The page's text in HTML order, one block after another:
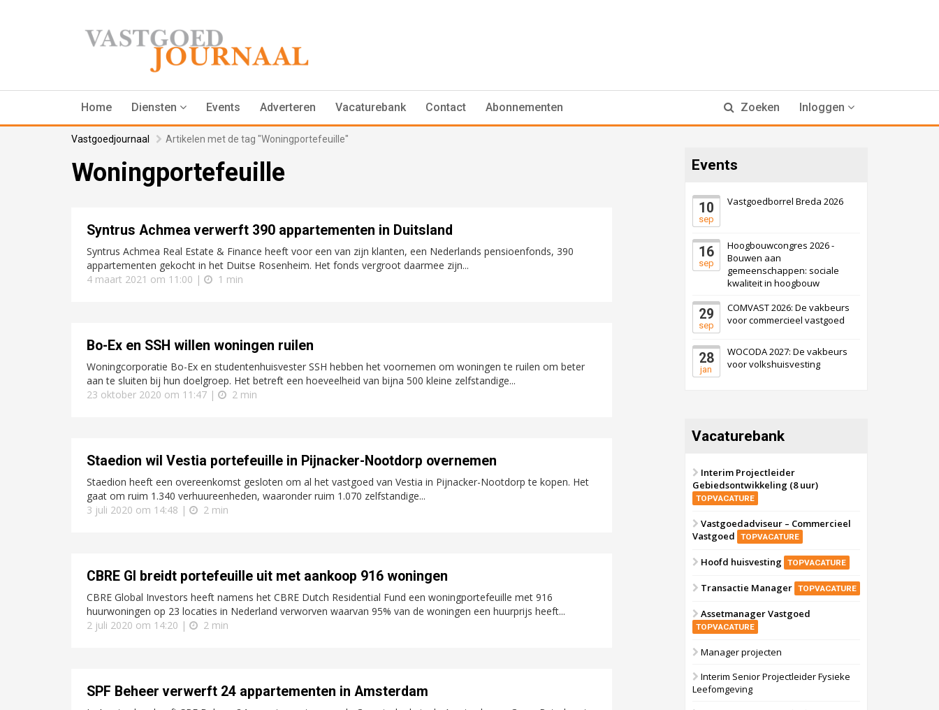
Home Diensten Events Adverteren Vacaturebank Contact Abonnementen Zoeken Inloggen
Vastgoedjournaal Artikelen met de tag "Woningportefeuille"
Woningportefeuille
Syntrus Achmea verwerft 390 appartementen in Duitsland
Syntrus Achmea Real Estate & Finance heeft voor een van zijn klanten, een Nederlands pensioenfonds, 390
appartementen gekocht in het Duitse Rosenheim. Het fonds vergroot daarmee zijn...
4 maart 2021 om 11:00 |
1 min
Bo-Ex en SSH willen woningen ruilen
Woningcorporatie Bo-Ex en studentenhuisvester SSH hebben het voornemen om woningen te ruilen om beter
aan te sluiten bij hun doelgroep. Het betreft een hoeveelheid van bijna 500 kleine zelfstandige...
23 oktober 2020 om 11:47 |
2 min
Staedion wil Vestia portefeuille in Pijnacker-Nootdorp overnemen
Staedion heeft een overeenkomst gesloten om al het vastgoed van Vestia in Pijnacker-Nootdorp te kopen. Het
gaat om ruim 1.340 verhuureenheden, waaronder ruim 1.070 zelfstandige...
3 juli 2020 om 14:48 |
2 min
CBRE GI breidt portefeuille uit met aankoop 916 woningen
CBRE Global Investors heeft namens het CBRE Dutch Residential Fund een woningportefeuille met 916
huurwoningen op 23 locaties in Nederland verworven waarvan 95% van de woningen een huurprijs heeft...
2 juli 2020 om 14:20 |
2 min
SPF Beheer verwerft 24 appartementen in Amsterdam
Events
10
sep
Vastgoedborrel Breda 2026
16
sep
Hoogbouwcongres 2026 -
Bouwen aan
gemeenschappen: sociale
kwaliteit in hoogbouw
29
sep
COMVAST 2026: De vakbeurs
voor commercieel vastgoed
28
jan
WOCODA 2027: De vakbeurs
voor volkshuisvesting
Vacaturebank
Interim Projectleider
Gebiedsontwikkeling (8 uur)
TOPVACATURE
Vastgoedadviseur – Commercieel
Vastgoed
TOPVACATURE
Hoofd huisvesting TOPVACATURE
Transactie Manager TOPVACATURE
Assetmanager Vastgoed
TOPVACATURE
Manager projecten
Interim Senior Projectleider Fysieke
Leefomgeving